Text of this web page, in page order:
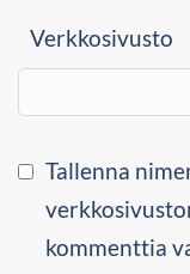
Verkkosivusto
Tallenna
kommenttia